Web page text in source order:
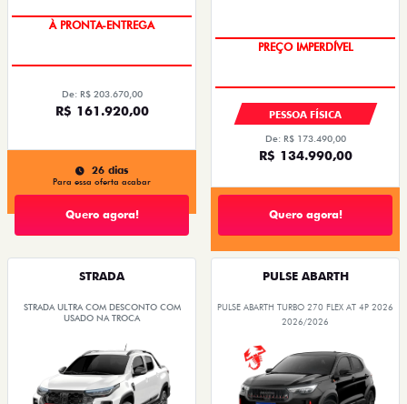
À PRONTA-ENTREGA
De: R$ 203.670,00
R$ 161.920,00
26 dias
Para essa oferta acabar
Quero agora!
PREÇO IMPERDÍVEL
PESSOA FÍSICA
De: R$ 173.490,00
R$ 134.990,00
Quero agora!
STRADA
STRADA ULTRA COM DESCONTO COM
USADO NA TROCA
PULSE ABARTH
PULSE ABARTH TURBO 270 FLEX AT 4P 2026
2026/2026